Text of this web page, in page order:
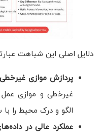
دلایل اصلی این شباهت
پردازش موازی
غیرخطی و موازی
الگو و درک محیط را
عملکرد عالی در